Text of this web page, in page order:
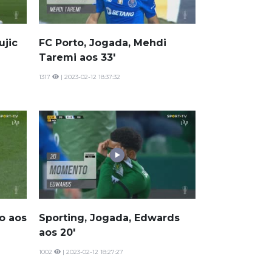
FC Porto, Jogada, Mehdi
Taremi aos 33'
1317 | 2023-02-12 18:37:32
aos
Sporting, Jogada, Edwards
aos 20'
1002 | 2023-02-12 18:27:27